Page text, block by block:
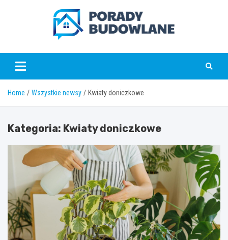
poradybudowlane.pl
Home Wszystkie newsy Kwiaty doniczkowe
Kategoria: Kwiaty doniczkowe